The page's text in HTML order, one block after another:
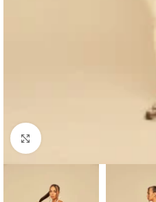
Haga clic para ampliar